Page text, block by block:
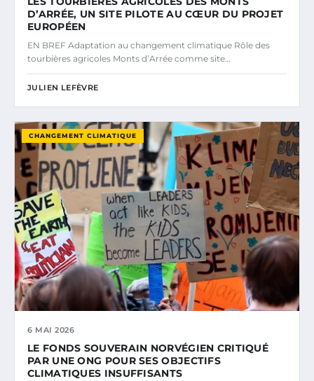
D’ARRÉE, UN SITE PILOTE AU CŒUR DU PROJET
EUROPÉEN
EN BREF Adaptation au changement climatique Rôle des
tourbières agricoles Monts d’Arrée comme site…
JULIEN LEFÈVRE
CHANGEMENT CLIMATIQUE
6 MAI 2026
LE FONDS SOUVERAIN NORVÉGIEN CRITIQUÉ
PAR UNE ONG POUR SES OBJECTIFS
CLIMATIQUES INSUFFISANTS